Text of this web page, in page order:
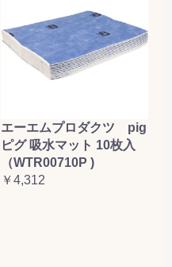
エーエムプロダクツ pig
ピグ 吸水マット 10枚入
（WTR00710P )
￥4,312